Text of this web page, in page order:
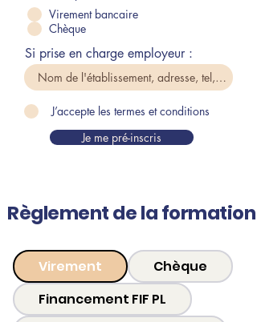
Virement bancaire
Chèque
Si prise en charge employeur :
J’accepte les termes et conditions
Je me pré-inscris
Règlement de la formation
Virement
Chèque
Financement FIF PL